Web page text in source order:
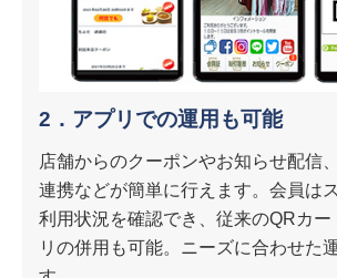
2．アプリでの運用も可能
店舗からのクーポンやお知らせ配信
連携などが簡単に行えます。会員は
利用状況を確認でき、従来のQRカ
リの併用も可能。ニーズに合わせた